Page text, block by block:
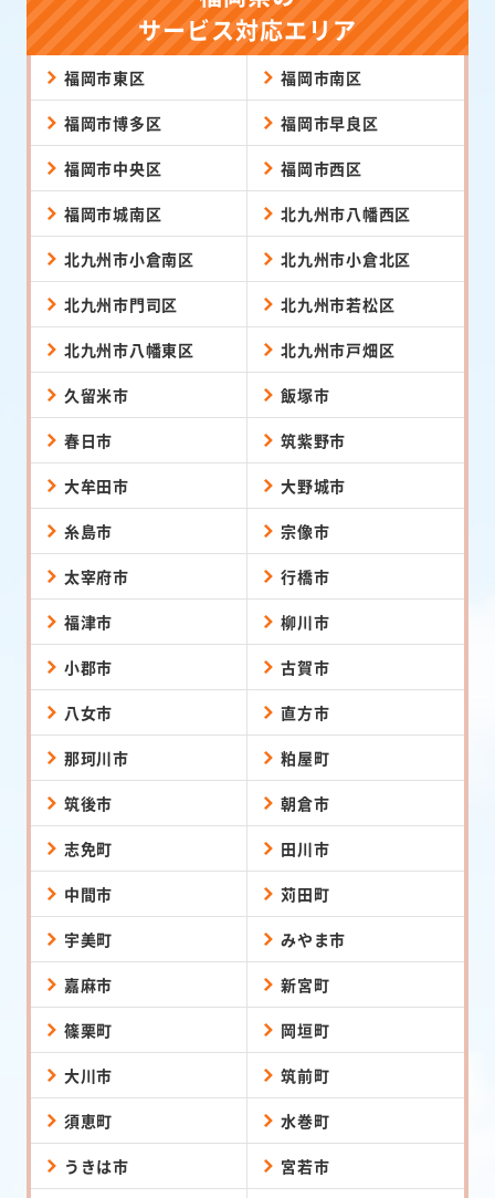
サービス対応エリア
福岡市東区 福岡市南区
福岡市博多区 福岡市早良区
福岡市中央区 福岡市西区
福岡市城南区 北九州市八幡西区
北九州市小倉南区 北九州市小倉北区
北九州市門司区 北九州市若松区
北九州市八幡東区 北九州市戸畑区
久留米市 飯塚市
春日市 筑紫野市
大牟田市 大野城市
糸島市 宗像市
太宰府市 行橋市
福津市 柳川市
小郡市 古賀市
八女市 直方市
那珂川市 粕屋町
筑後市 朝倉市
志免町 田川市
中間市 苅田町
宇美町 みやま市
嘉麻市 新宮町
篠栗町 岡垣町
大川市 筑前町
須恵町 水巻町
うきは市 宮若市